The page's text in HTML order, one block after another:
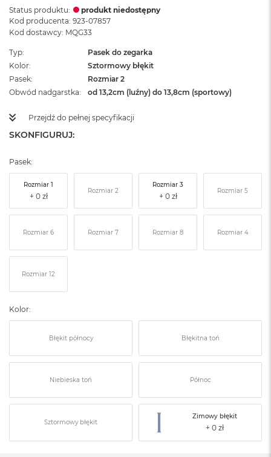
Status produktu:
produkt niedostępny
Kod producenta: 923-07857
Kod dostawcy: MQG33
Typ
Pasek do zegarka
Kolor
Sztormowy błękit
Pasek
Rozmiar 2
Obwód nadgarstka
od 13,2cm (luźny) do 13,8cm (sportowy)
Przejdź do pełnej specyfikacji
SKONFIGURUJ:
Pasek:
Rozmiar 1
Rozmiar 2
Rozmiar 3
Rozmiar 5
Rozmiar 6 Rozmiar 7 Rozmiar 8 Rozmiar 4
Rozmiar 12
Kolor:
Błękit północy Błękitna toń
Niebieska toń Północ
Sztormowy błękit
Zimowy błękit